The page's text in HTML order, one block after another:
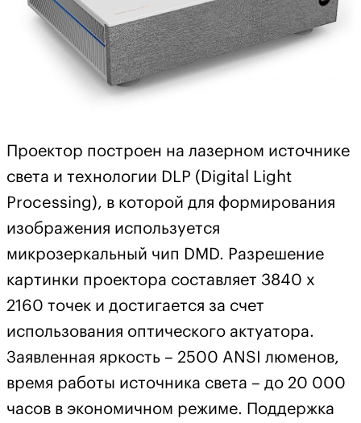
Проектор построен на лазерном источнике
света и технологии DLP (Digital Light
Processing), в которой для формирования
изображения используется
микрозеркальный чип DMD. Разрешение
картинки проектора составляет 3840 х
2160 точек и достигается за счет
использования оптического актуатора.
Заявленная яркость – 2500 ANSI люменов,
время работы источника света – до 20 000
часов в экономичном режиме. Поддержка